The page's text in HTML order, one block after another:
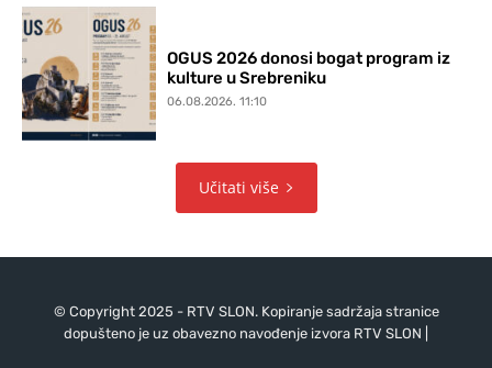
OGUS 2026 donosi bogat program iz
kulture u Srebreniku
06.08.2026. 11:10
Učitati više
© Copyright 2025 - RTV SLON. Kopiranje sadržaja stranice
dopušteno je uz obavezno navođenje izvora RTV SLON |